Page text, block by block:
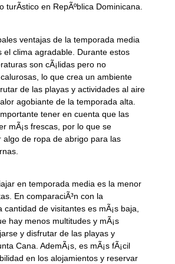
turÃ­stico en RepÃºblica Dominicana.
ventajas de la temporada media
el clima agradable. Durante estos
son cÃ¡lidas pero no
lo que crea un ambiente
de las playas y actividades al aire
agobiante de la temporada alta.
tener en cuenta que las
mÃ¡s frescas, por lo que se
algo de ropa de abrigo para las
en temporada media es la menor
En comparaciÃ³n con la
de visitantes es mÃ¡s baja,
hay menos multitudes y mÃ¡s
y disfrutar de las playas y
Cana. AdemÃ¡s, es mÃ¡s fÃ¡cil
en los alojamientos y reservar